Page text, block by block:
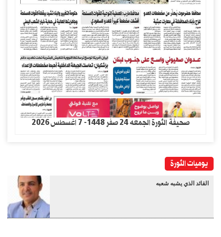
صحيفة الثورة الجمعه 24 صفر 1448- 7 اغسطس 2026
يوميات الثورة
القائد الذي يشبه شعبه